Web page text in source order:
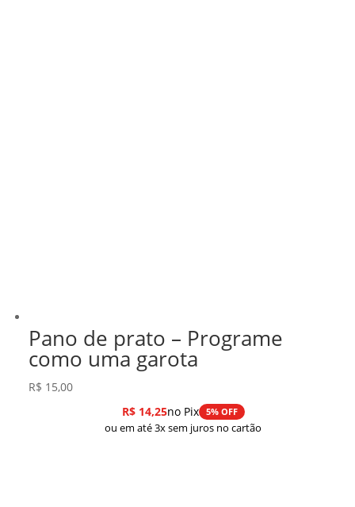
Pano de prato – Programe
como uma garota
R$ 15,00
R$14,25no Pix 5% OFF
ou em até 3x sem juros no cartão